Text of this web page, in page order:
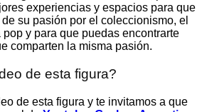
experiencias y espacios para que
su pasión por el coleccionismo, el
y para que puedas encontrarte
comparten la misma pasión.
de esta figura?
de esta figura y te invitamos a que